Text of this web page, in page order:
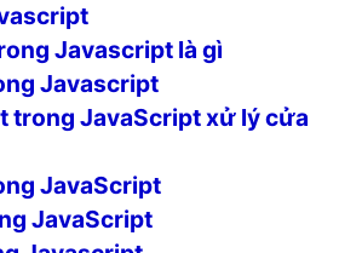
Javascript là gì
Javascript
trong JavaScript xử lý cửa
JavaScript
JavaScript